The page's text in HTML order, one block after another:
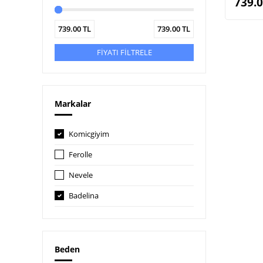
739.00TL 739.00TL
FİYATI FİLTRELE
Markalar
Komicgiyim
Ferolle
Nevele
Badelina
Beden